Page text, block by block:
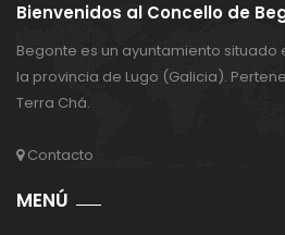
Bienvenidos al Concello de
Begonte es un ayuntamiento
la provincia de Lugo (Galicia).
Terra Chá.
Contacto
MENÚ